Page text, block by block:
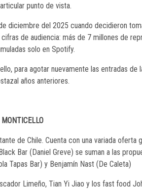
punto de vista.
diciembre del 2025 cuando decidieron
de audiencia: más de 7 millones de
solo en Spotify.
para agotar nuevamente las entradas de
años anteriores.
de Chile. Cuenta con una variada oferta
Bar (Daniel Greve) se suman a las
Tapas Bar) y Benjamín Nast (De Caleta)
Limeño, Tian Yi Jiao y los fast food